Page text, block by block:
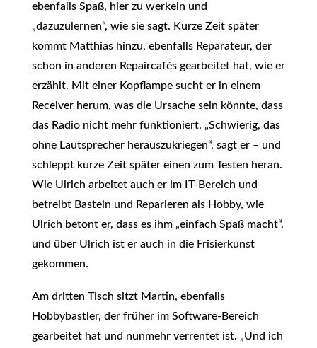
ebenfalls Spaß, hier zu werkeln und
„dazuzulernen“, wie sie sagt. Kurze Zeit später
kommt Matthias hinzu, ebenfalls Reparateur, der
schon in anderen Repaircafés gearbeitet hat, wie er
erzählt. Mit einer Kopflampe sucht er in einem
Receiver herum, was die Ursache sein könnte, dass
das Radio nicht mehr funktioniert. „Schwierig, das
ohne Lautsprecher herauszukriegen“, sagt er – und
schleppt kurze Zeit später einen zum Testen heran.
Wie Ulrich arbeitet auch er im IT-Bereich und
betreibt Basteln und Reparieren als Hobby, wie
Ulrich betont er, dass es ihm „einfach Spaß macht“,
und über Ulrich ist er auch in die Frisierkunst
gekommen.
Am dritten Tisch sitzt Martin, ebenfalls
Hobbybastler, der früher im Software-Bereich
gearbeitet hat und nunmehr verrentet ist. „Und ich